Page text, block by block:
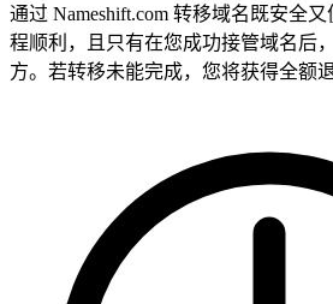
通过 Nameshift.com 转移域名既安全
程顺利，且只有在您成功接管域名后
方。若转移未能完成，您将获得全额退